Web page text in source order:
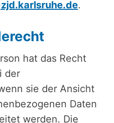
.
hat das Recht
der
sie der Ansicht
Daten
werden. Die